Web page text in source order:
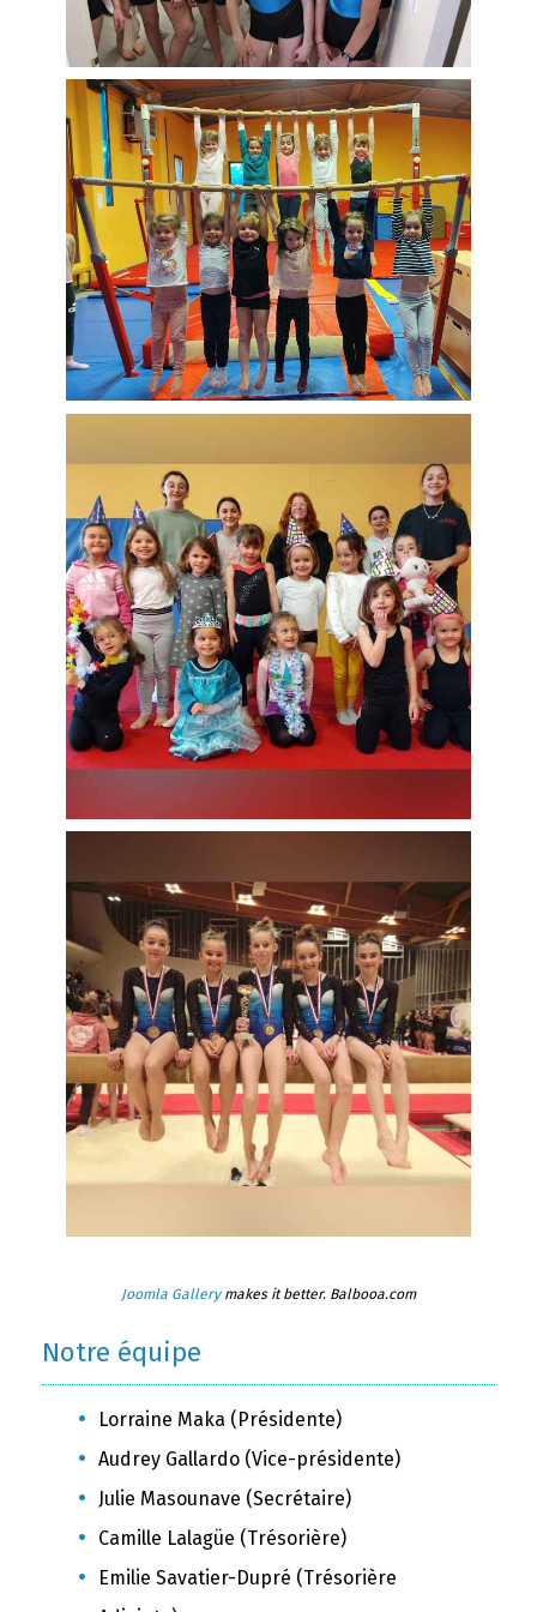
Joomla Gallerymakes it better. Balbooa.com
Notre équipe
Lorraine Maka (Présidente)
Audrey Gallardo (Vice-présidente)
Julie Masounave (Secrétaire)
Camille Lalagüe (Trésorière)
Emilie Savatier-Dupré (Trésorière